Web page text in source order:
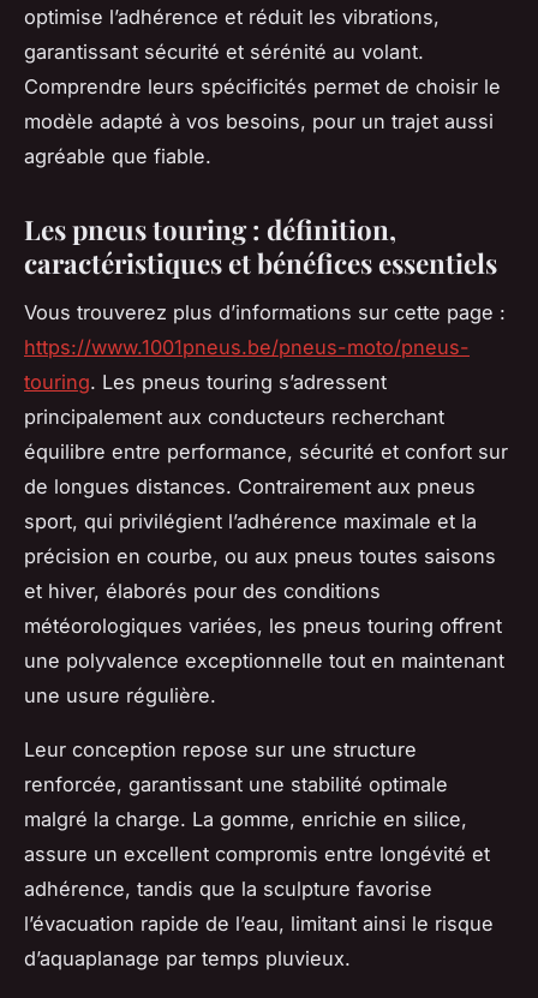
optimise l’adhérence et réduit les vibrations,
garantissant sécurité et sérénité au volant.
Comprendre leurs spécificités permet de choisir le
modèle adapté à vos besoins, pour un trajet aussi
agréable que fiable.
Les pneus touring : définition,
caractéristiques et bénéfices essentiels
Vous trouverez plus d’informations sur cette page :
https://www.1001pneus.be/pneus-moto/pneus-
touring. Les pneus touring s’adressent
principalement aux conducteurs recherchant
équilibre entre performance, sécurité et confort sur
de longues distances. Contrairement aux pneus
sport, qui privilégient l’adhérence maximale et la
précision en courbe, ou aux pneus toutes saisons
et hiver, élaborés pour des conditions
météorologiques variées, les pneus touring offrent
une polyvalence exceptionnelle tout en maintenant
une usure régulière.
Leur conception repose sur une structure
renforcée, garantissant une stabilité optimale
malgré la charge. La gomme, enrichie en silice,
assure un excellent compromis entre longévité et
adhérence, tandis que la sculpture favorise
l’évacuation rapide de l’eau, limitant ainsi le risque
d’aquaplanage par temps pluvieux.